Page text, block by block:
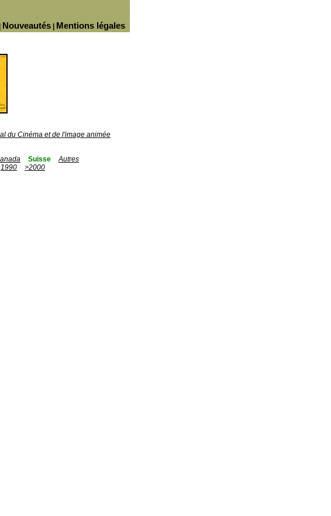
Mentions légales
Nouveautés
du Cinéma et de l'image animée
Suisse
Autres
1990
>2000